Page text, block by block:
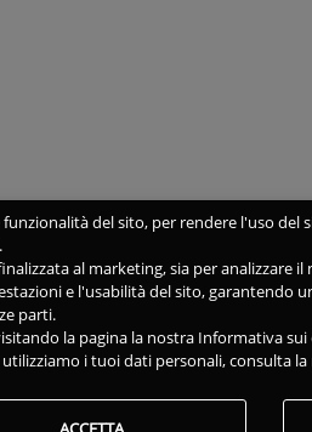
del sito, per rendere l'uso
.
al marketing, sia per analizzare
e l'usabilità del sito, garantendo
parti.
la pagina la nostra Informativa sui
i tuoi dati personali, consulta